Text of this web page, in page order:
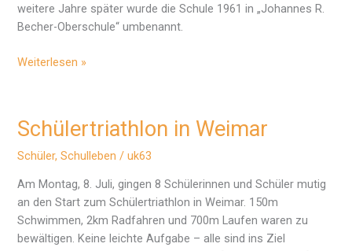
weitere Jahre später wurde die Schule 1961 in „Johannes R.
Becher-Oberschule“ umbenannt.
Unsere
Weiterlesen »
Schülertriathlon in Weimar
Schüler,Schulleben /uk63
Am Montag, 8. Juli, gingen 8 Schülerinnen und Schüler mutig
an den Start zum Schülertriathlon in Weimar. 150m
Schwimmen, 2km Radfahren und 700m Laufen waren zu
bewältigen. Keine leichte Aufgabe – alle sind ins Ziel